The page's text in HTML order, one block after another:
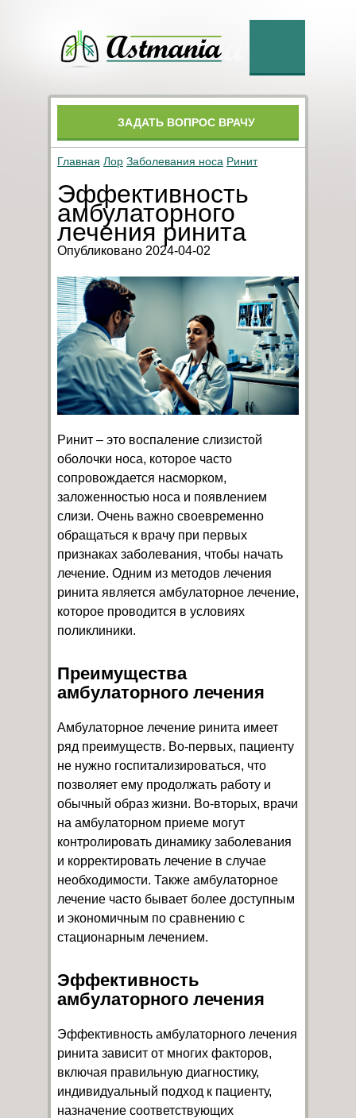
ЗАДАТЬ ВОПРОС ВРАЧУ
Главная Лор Заболевания носа Ринит
Эффективность
амбулаторного
лечения ринита
Опубликовано 2024-04-02
Ринит – это воспаление слизистой
оболочки носа, которое часто
сопровождается насморком,
заложенностью носа и появлением
слизи. Очень важно своевременно
обращаться к врачу при первых
признаках заболевания, чтобы начать
лечение. Одним из методов лечения
ринита является амбулаторное лечение,
которое проводится в условиях
поликлиники.
Преимущества
амбулаторного лечения
Амбулаторное лечение ринита имеет
ряд преимуществ. Во-первых, пациенту
не нужно госпитализироваться, что
позволяет ему продолжать работу и
обычный образ жизни. Во-вторых, врачи
на амбулаторном приеме могут
контролировать динамику заболевания
и корректировать лечение в случае
необходимости. Также амбулаторное
лечение часто бывает более доступным
и экономичным по сравнению с
стационарным лечением.
Эффективность
амбулаторного лечения
Эффективность амбулаторного лечения
ринита зависит от многих факторов,
включая правильную диагностику,
индивидуальный подход к пациенту,
назначение соответствующих